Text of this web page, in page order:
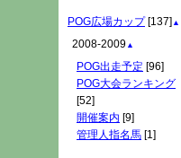
POG広場カップ[137] ▲
2008-2009 ▲
POG出走予定 [96]
POG大会ランキング
[52]
開催案内 [9]
管理人指名馬 [1]